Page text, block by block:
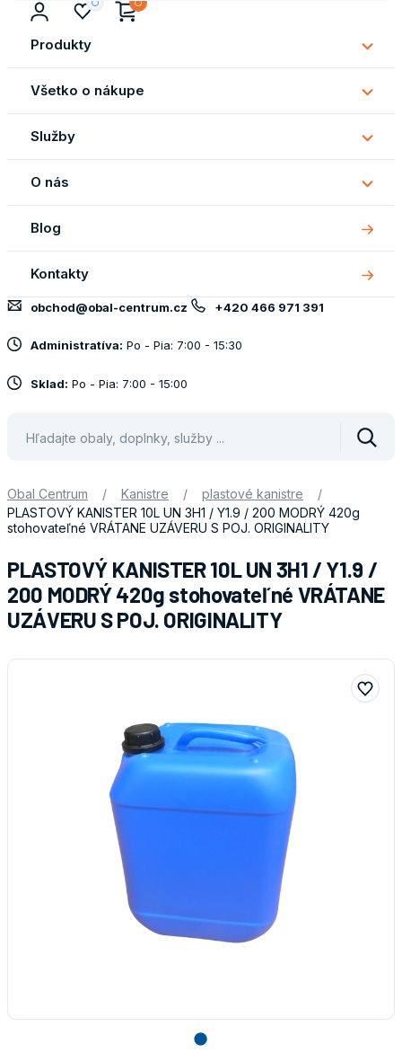
Produkty
Všetko o nákupe
o
Služby
O nás
O
nás
Blog
Kontakty
obchod@obal-centrum.cz +420 466 971 391
Administratíva: Po - Pia: 7:00 - 15:30
Sklad: Po - Pia: 7:00 - 15:00
Obal Centrum / Kanistre / plastové kanistre
/
PLASTOVÝ KANISTER 10L UN 3H1 / Y1.9 / 200 MODRÝ 420g
stohovateľné VRÁTANE UZÁVERU S POJ. ORIGINALITY
PLASTOVÝ KANISTER 10L UN 3H1 / Y1.9 /
200 MODRÝ 420g stohovateľné VRÁTANE
UZÁVERU S POJ. ORIGINALITY
lens